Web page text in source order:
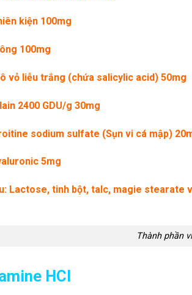
kiện 100mg
100mg
vỏ liễu trắng (chứa salicylic acid) 50mg
2400 GDU/g 30mg
sodium sulfate (Sụn vi cá mập)
5mg
Lactose, tinh bột, talc, magie stearate
Thành phần
HCl